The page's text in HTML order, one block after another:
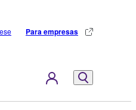
Para empresas